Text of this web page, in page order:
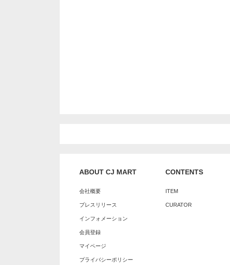
ABOUT CJ MART
会社概要
プレスリリース
インフォメーション
会員登録
マイページ
プライバシーポリシー
CONTENTS
ITEM
CURATOR